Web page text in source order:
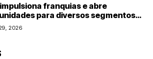
franquias e abre
para diversos segmentos
2026